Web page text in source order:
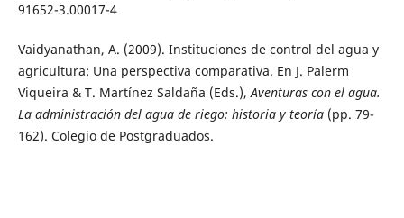
91652-3.00017-4
Vaidyanathan, A. (2009). Instituciones de control del agua y
agricultura: Una perspectiva comparativa. En J. Palerm
Viqueira & T. Martínez Saldaña (Eds.),Aventuras con el agua.
La administración del agua de riego: historia y teoría (pp. 79-
162). Colegio de Postgraduados.